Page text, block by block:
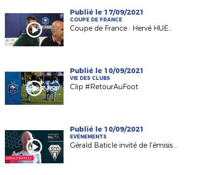
Publié le 17/09/2021
COUPE DE FRANCE
Coupe de France : Hervé HUET et la Ligue de St-Pierre-et-Miquelon au défi de Vertou ce soir
Publié le 10/09/2021
VIE DES CLUBS
Clip #RetourAuFoot
Publié le 10/09/2021
EVÉNEMENTS
Gérald Baticle invité de l'émisison USB Foot (France 3 PDL)